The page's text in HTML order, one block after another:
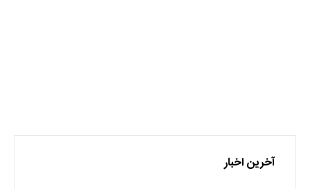
آخرین اخبار